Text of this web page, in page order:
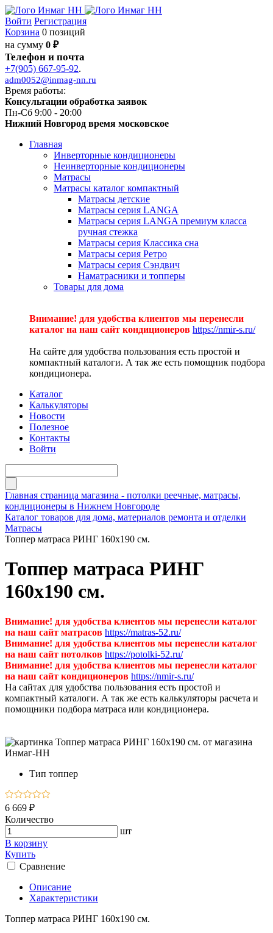
Войти Регистрация
Корзина 0 позиций
на сумму 0 ₽
Телефон и почта
+7(905) 667-95-92.
adm0052@inmag-nn.ru
Время работы:
Консультации обработка заявок
Пн-Сб 9:00 - 20:00
Нижний Новгород время московское
Главная
Инверторные кондиционеры
Неинверторные кондиционеры
Матрасы
Матрасы каталог компактный
Матрасы детские
Матрасы серия LANGA
Матрасы серия LANGA премиум класса
ручная стежка
Матрасы серия Классика сна
Матрасы серия Ретро
Матрасы серия Сэндвич
Наматрасники и топперы
Товары для дома
Внимание! для удобства клиентов мы перенесли
каталог на наш сайт кондиционеров https://nmir-s.ru/
На сайте для удобства пользования есть простой и
компактный каталоги. А так же есть помощник подбора
кондиционера.
Каталог
Калькуляторы
Новости
Полезное
Контакты
Войти
Главная страница магазина - потолки реечные, матрасы,
кондиционеры в Нижнем Новгороде
Каталог товаров для дома, материалов ремонта и отделки
Матрасы
Топпер матраса РИНГ 160х190 см.
Топпер матраса РИНГ
160х190 см.
Внимание! для удобства клиентов мы перенесли каталог
на наш сайт матрасов https://matras-52.ru/
Внимание! для удобства клиентов мы перенесли каталог
на наш сайт потолков https://potolki-52.ru/
Внимание! для удобства клиентов мы перенесли каталог
на наш сайт кондиционеров https://nmir-s.ru/
На сайтах для удобства пользования есть простой и
компактный каталоги. А так же есть калькуляторы расчета и
помощники подбора матраса или кондиционера.
Тип топпер
6 669 ₽
Количество
шт
В корзину
Купить
Сравнение
Описание
Характеристики
Топпер матраса РИНГ 160х190 см.